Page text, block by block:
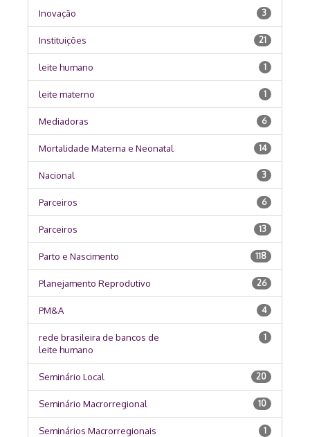
Inovação 3
Instituições 21
leite humano 1
leite materno 1
Mediadoras 6
Mortalidade Materna e Neonatal 14
Nacional 3
Parceiros 6
Parceiros 13
Parto e Nascimento 118
Planejamento Reprodutivo 26
PM&A 4
rede brasileira de bancos de
leite humano
1
Seminário Local 20
Seminário Macrorregional 10
Seminários Macrorregionais 1